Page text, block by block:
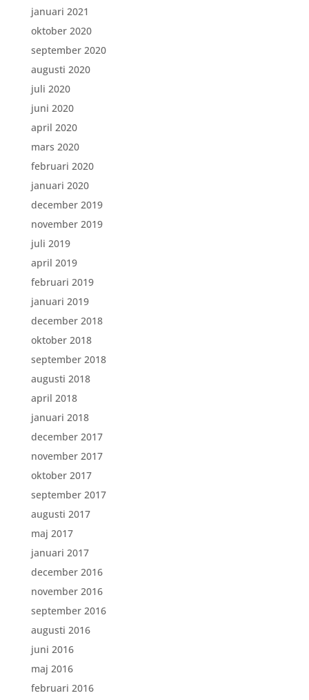
januari 2021
oktober 2020
september 2020
augusti 2020
juli 2020
juni 2020
april 2020
mars 2020
februari 2020
januari 2020
december 2019
november 2019
juli 2019
april 2019
februari 2019
januari 2019
december 2018
oktober 2018
september 2018
augusti 2018
april 2018
januari 2018
december 2017
november 2017
oktober 2017
september 2017
augusti 2017
maj 2017
januari 2017
december 2016
november 2016
september 2016
augusti 2016
juni 2016
maj 2016
februari 2016